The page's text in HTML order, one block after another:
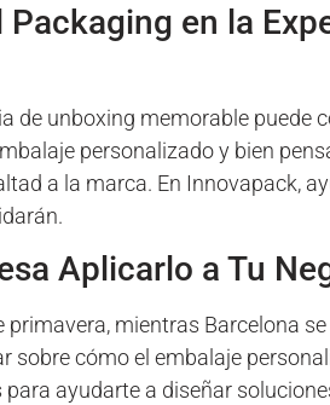
Packaging en la
de unboxing memorable puede
personalizado y bien
a la marca. En Innovapack,
Aplicarlo a Tu
primavera, mientras Barcelona
sobre cómo el embalaje
ayudarte a diseñar